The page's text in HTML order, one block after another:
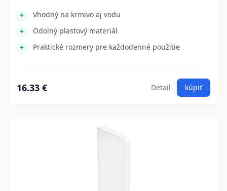
Vhodný na krmivo aj vodu
Odolný plastový materiál
Praktické rozmery pre každodenné použitie
16.33 € Detail kúpiť